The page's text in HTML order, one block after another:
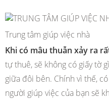
Trung tâm giúp việc nhà
Khi có mâu thuẫn xảy ra
tự thuê, sẽ không có giấy tờ
giữa đôi bên. Chính vì thế,
người giúp việc của bạn sẽ